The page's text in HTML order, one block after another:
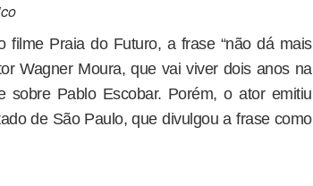
filme Praia do Futuro, a frase “não dá mais
Wagner Moura, que vai viver dois anos na
sobre Pablo Escobar. Porém, o ator emitiu
de São Paulo, que divulgou a frase como